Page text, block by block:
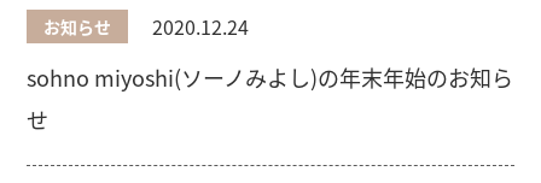
お知らせ 2020.12.24
sohno miyoshi(ソーノみよし)の年末年始のお知ら
せ